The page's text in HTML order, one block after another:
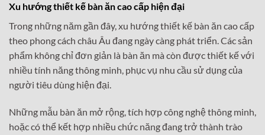
Xu hướng thiết kế bàn ăn cao cấp hiện đại
Trong những năm gần đây, xu hướng thiết kế bàn ăn cao cấp
theo phong cách châu Âu đang ngày càng phát triển. Các sản
phẩm không chỉ đơn giản là bàn ăn mà còn được thiết kế với
nhiều tính năng thông minh, phục vụ nhu cầu sử dụng của
người tiêu dùng hiện đại.
Những mẫu bàn ăn mở rộng, tích hợp công nghệ thông minh,
hoặc có thể kết hợp nhiều chức năng đang trở thành trào